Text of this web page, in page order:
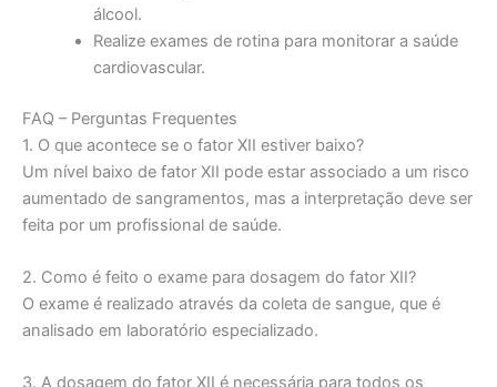
álcool.
Realize exames de rotina para monitorar a saúde
cardiovascular.
FAQ – Perguntas Frequentes
1. O que acontece se o fator XII estiver baixo?
Um nível baixo de fator XII pode estar associado a um risco
aumentado de sangramentos, mas a interpretação deve ser
feita por um profissional de saúde.
2. Como é feito o exame para dosagem do fator XII?
O exame é realizado através da coleta de sangue, que é
analisado em laboratório especializado.
3. A dosagem do fator XII é necessária para todos os